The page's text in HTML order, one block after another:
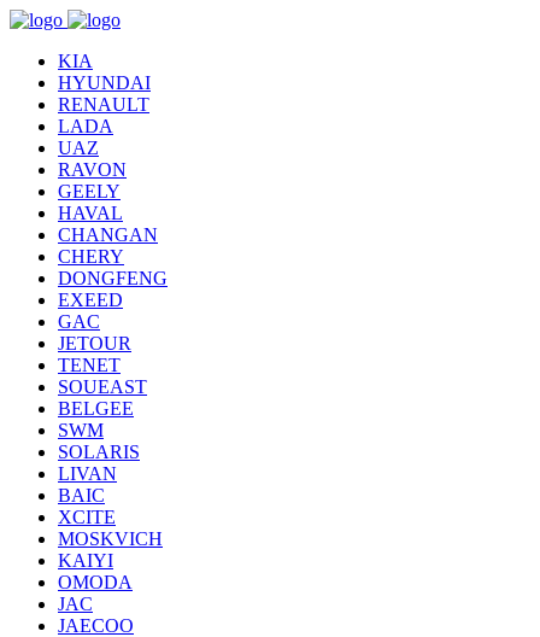
KIA
HYUNDAI
RENAULT
LADA
UAZ
RAVON
GEELY
HAVAL
CHANGAN
CHERY
DONGFENG
EXEED
GAC
JETOUR
TENET
SOUEAST
BELGEE
SWM
SOLARIS
LIVAN
BAIC
XCITE
MOSKVICH
KAIYI
OMODA
JAC
JAECOO